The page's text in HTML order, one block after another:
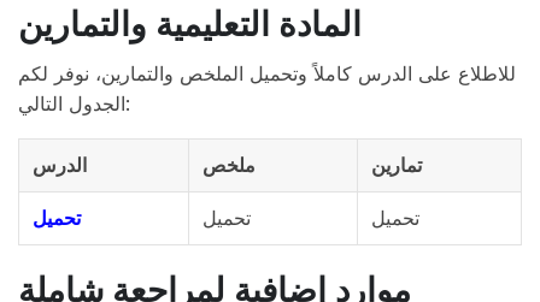
المادة التعليمية والتمارين
للاطلاع على الدرس كاملاً وتحميل الملخص والتمارين، نوفر لكم
الجدول التالي:
الدرس ملخص تمارين
تحميل تحميل تحميل
موارد إضافية لمراجعة شاملة